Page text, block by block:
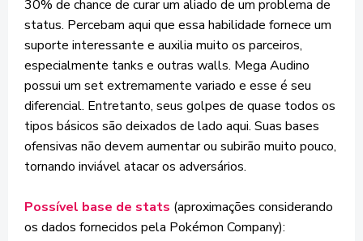
30% de chance de curar um aliado de um problema de
status. Percebam aqui que essa habilidade fornece um
suporte interessante e auxilia muito os parceiros,
especialmente tanks e outras walls. Mega Audino
possui um set extremamente variado e esse é seu
diferencial. Entretanto, seus golpes de quase todos os
tipos básicos são deixados de lado aqui. Suas bases
ofensivas não devem aumentar ou subirão muito pouco,
tornando inviável atacar os adversários.
Possível base de stats (aproximações considerando
os dados fornecidos pela Pokémon Company):